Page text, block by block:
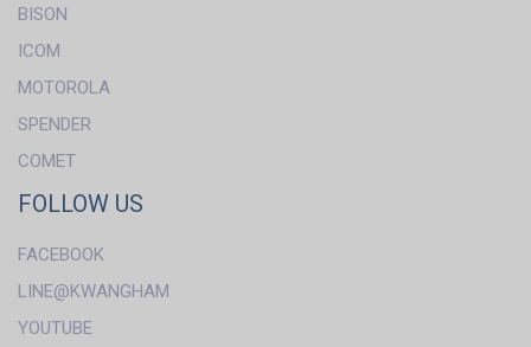
BISON
ICOM
MOTOROLA
SPENDER
COMET
FOLLOW US
FACEBOOK
LINE@KWANGHAM
YOUTUBE